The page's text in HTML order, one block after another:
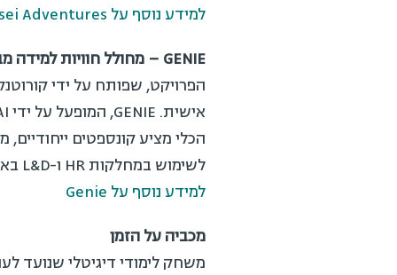
למידע נוסף על Sensei Adventures
GENIE – מחולל חוויות למידה מבוסס בינה מלאכותית
הפרויקט, שפותח על ידי
הכלי מציע קונספטים
לשימוש במחלקות HR ו-L&D בארגונים ומעצימה את תהליכי ההדרכה והלמידה בארגונים.
למידע נוסף על Genie
מכביה על הזמן
משחק לימודי דיגיטלי שנועד